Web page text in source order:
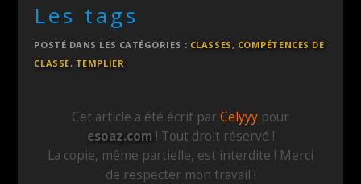
Les tags
POSTÉ DANS LES CATÉGORIES : CLASSES, COMPÉTENCES DE
CLASSE, TEMPLIER
Cet article a été écrit par Celyyy pour
esoaz.com ! Tout droit réservé !
La copie, même partielle, est interdite ! Merci
de respecter mon travail !